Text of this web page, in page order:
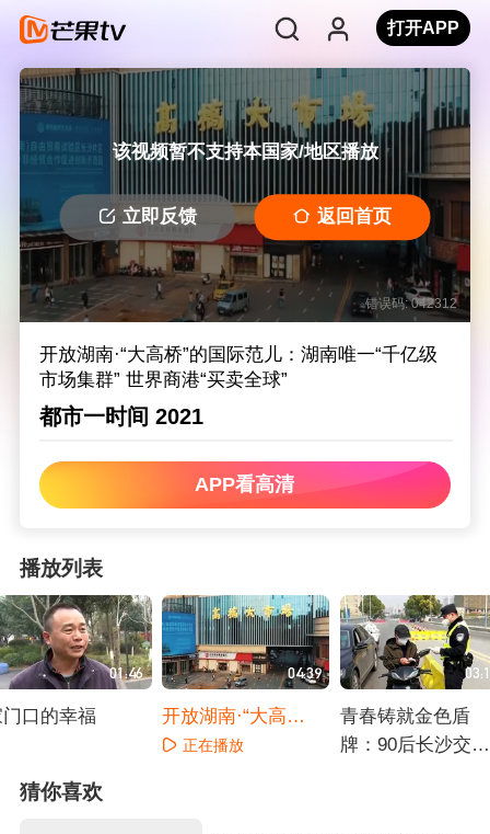
打开APP
该视频暂不支持本国家/地区播放
立即反馈 返回首页
错误码: 042312
开放湖南·“大高桥”的国际范儿：湖南唯一“千亿级
市场集群” 世界商港“买卖全球”
都市一时间 2021
APP看高清
播放列表
01:46
口的幸福
04:39
开放湖南·“大高
桥”的国际范儿：湖
正在播放
青春铸就金色盾
牌：90后长沙交警
猜你喜欢